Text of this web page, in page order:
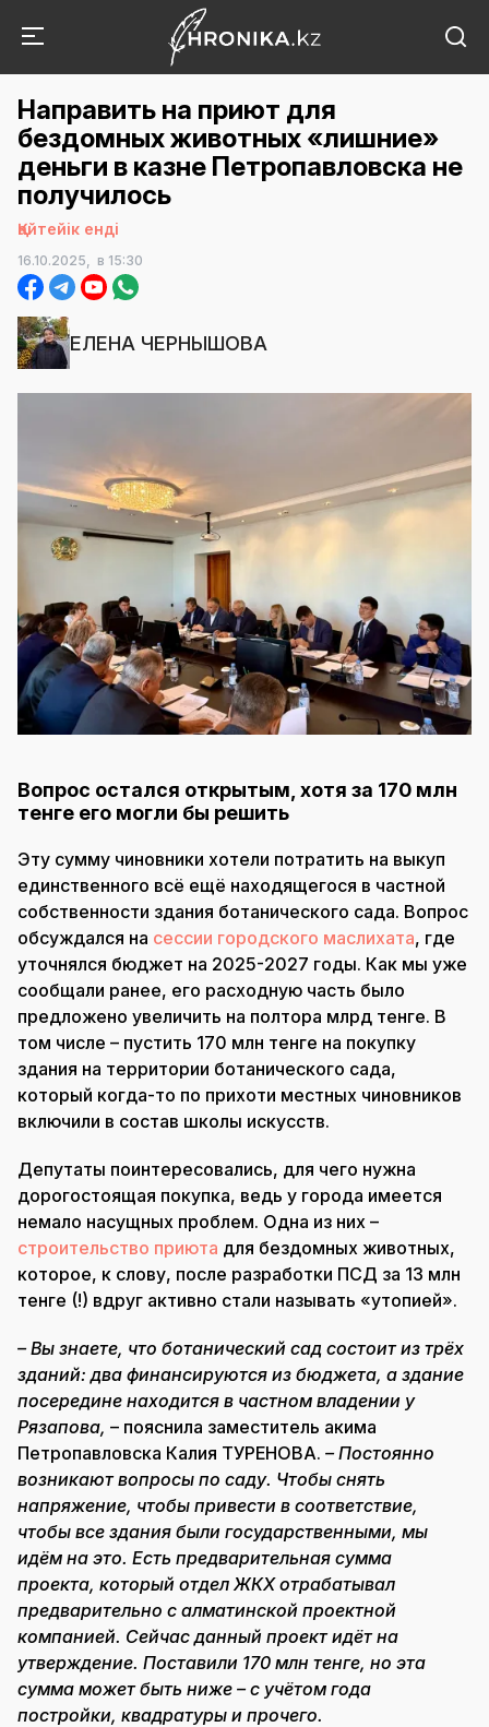
Направить на приют для
бездомных животных «лишние»
деньги в казне Петропавловска не
получилось
Қайтейік енді
16.10.2025, в 15:30
ЕЛЕНА ЧЕРНЫШОВА
Вопрос остался открытым, хотя за 170 млн
тенге его могли бы решить
Эту сумму чиновники хотели потратить на выкуп
единственного всё ещё находящегося в частной
собственности здания ботанического сада. Вопрос
обсуждался на сессии городского маслихата, где
уточнялся бюджет на 2025-2027 годы. Как мы уже
сообщали ранее, его расходную часть было
предложено увеличить на полтора млрд тенге. В
том числе – пустить 170 млн тенге на покупку
здания на территории ботанического сада,
который когда-то по прихоти местных чиновников
включили в состав школы искусств.
Депутаты поинтересовались, для чего нужна
дорогостоящая покупка, ведь у города имеется
немало насущных проблем. Одна из них –
строительство приюта для бездомных животных,
которое, к слову, после разработки ПСД за 13 млн
тенге (!) вдруг активно стали называть «утопией».
– Вы знаете, что ботанический сад состоит из трёх
зданий: два финансируются из бюджета, а здание
посередине находится в частном владении у
Рязапова, – пояснила заместитель акима
Петропавловска Калия ТУРЕНОВА. – Постоянно
возникают вопросы по саду. Чтобы снять
напряжение, чтобы привести в соответствие,
чтобы все здания были государственными, мы
идём на это. Есть предварительная сумма
проекта, который отдел ЖКХ отрабатывал
предварительно с алматинской проектной
компанией. Сейчас данный проект идёт на
утверждение. Поставили 170 млн тенге, но эта
сумма может быть ниже – с учётом года
постройки, квадратуры и прочего.